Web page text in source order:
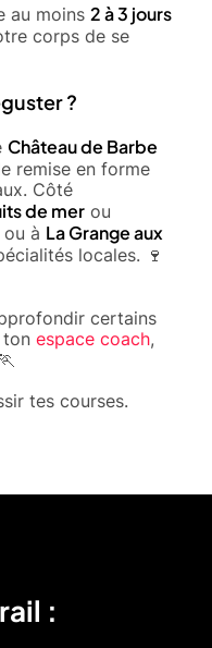
au moins 2 à 3 jours
corps de se
?
Château de Barbe
remise en forme
Côté
de mer ou
ou à La Grange aux
locales. 🍷
certains
ton espace coach,
tes courses.
: